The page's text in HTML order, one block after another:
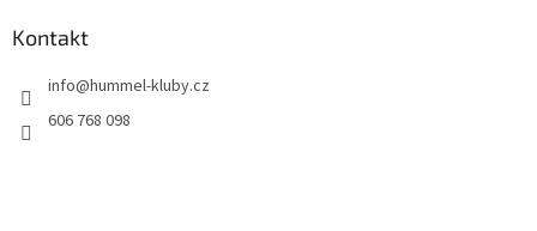
Kontakt
info@hummel-kluby.cz
606 768 098